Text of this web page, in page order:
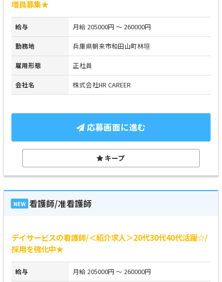
増員募集★
給与 月給 205000円 ～ 260000円
勤務地 兵庫県朝来市和田山町林垣
雇用形態 正社員
会社名 株式会社HR CAREER
応募画面に進む
キープ
NEW 看護師/准看護師
デイサービスの看護師/＜紹介求人＞20代30代40代活躍☆/
採用を強化中★
給与 月給 205000円 ～ 260000円